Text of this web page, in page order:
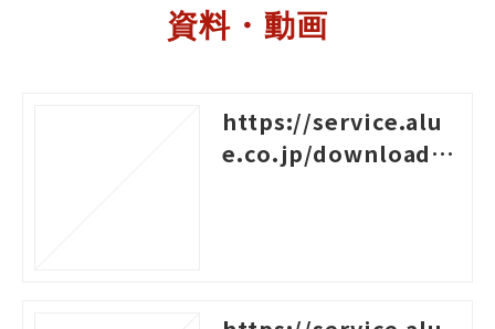
資料・動画
https://service.alu
e.co.jp/download/3